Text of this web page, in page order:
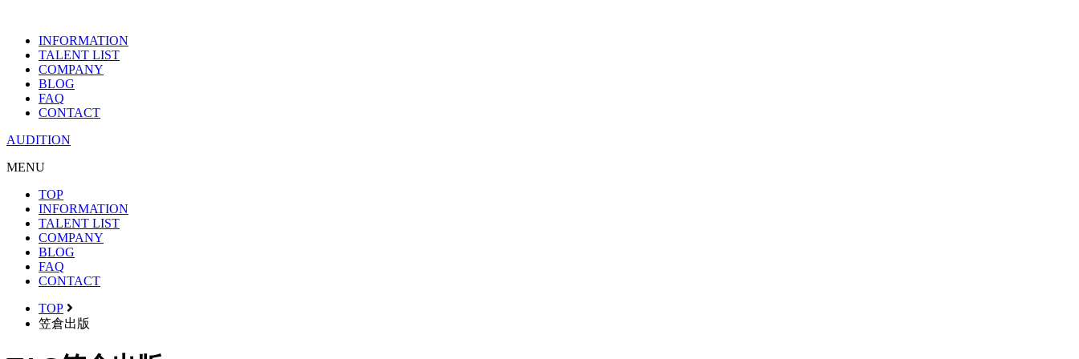
INFORMATION
TALENT LIST
COMPANY
BLOG
FAQ
CONTACT
AUDITION
MENU
TOP
INFORMATION
TALENT LIST
COMPANY
BLOG
FAQ
CONTACT
TOP
笠倉出版